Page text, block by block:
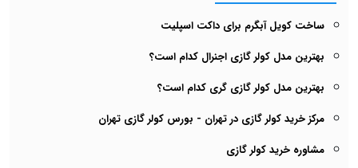
ساخت کویل آبگرم برای داکت اسپلیت
بهترین مدل کولر گازی اجنرال کدام است؟
بهترین مدل کولر گازی گری کدام است؟
مرکز خرید کولر گازی در تهران - بورس کولر گازی تهران
مشاوره خرید کولر گازی